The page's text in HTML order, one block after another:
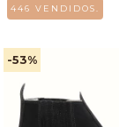
446 VENDIDOS.
-53%